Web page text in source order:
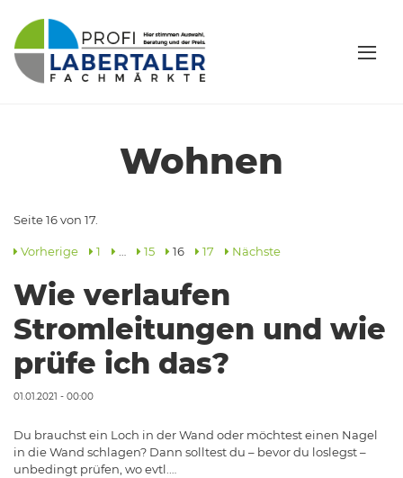
Wohnen
Seite 16 von 17.
Vorherige 1 15 16 17 Nächste
Wie verlaufen
Stromleitungen und wie
prüfe ich das?
01.01.2021 - 00:00
Du brauchst ein Loch in der Wand oder möchtest einen Nagel
in die Wand schlagen? Dann solltest du – bevor du loslegst –
unbedingt prüfen, wo evtl.…